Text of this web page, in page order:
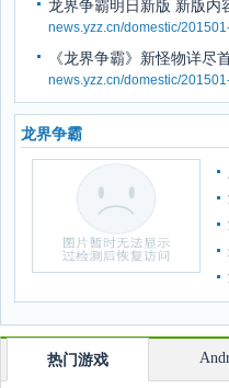
龙界争霸明日新版 新版内
news.yzz.cn/domestic/
《龙界争霸》新怪物详尽
news.yzz.cn/domestic/
龙界争霸
热门游戏